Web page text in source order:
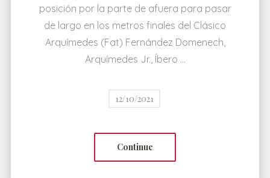
posición por la parte de afuera para pasar
de largo en los metros finales del Clásico
Arquímedes (Fat) Fernández Domenech,
Arquímedes Jr., Íbero …
12/10/2021
Continue